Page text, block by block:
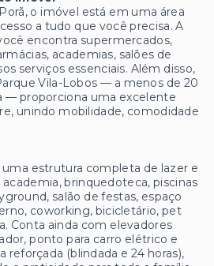
o imóvel está em uma área
a tudo que você precisa. A
encontra supermercados,
academias, salões de
serviços essenciais. Além disso,
Vila-Lobos — a menos de 20
— proporciona uma excelente
unindo mobilidade, comodidade
estrutura completa de lazer e
brinquedoteca, piscinas
salão de festas, espaço
coworking, bicicletário, pet
Conta ainda com elevadores
ponto para carro elétrico e
reforçada (blindada e 24 horas),